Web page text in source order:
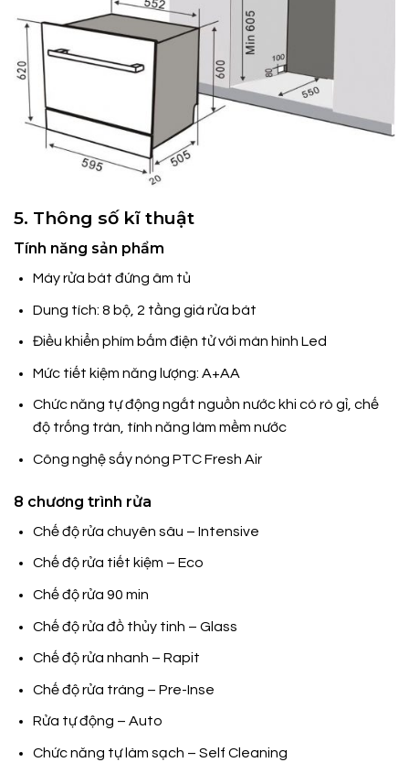
5. Thông số kĩ thuật
Tính năng sản phẩm
Máy rửa bát đứng âm tủ
Dung tích: 8 bộ, 2 tầng giá rửa bát
Điều khiển phím bấm điện tử với màn hình Led
Mức tiết kiệm năng lượng: A+AA
Chức năng tự động ngắt nguồn nước khi có rò gỉ, chế
độ trống tràn, tính năng làm mềm nước
Công nghệ sấy nóng PTC Fresh Air
8 chương trình rửa
Chế độ rửa chuyên sâu – Intensive
Chế độ rửa tiết kiệm – Eco
Chế độ rửa 90 min
Chế độ rửa đồ thủy tinh – Glass
Chế độ rửa nhanh – Rapit
Chế độ rửa tráng – Pre-Inse
Rửa tự động – Auto
Chức năng tự làm sạch – Self Cleaning